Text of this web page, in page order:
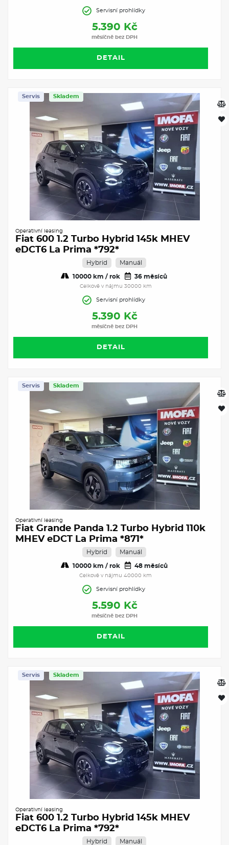
Servisní prohlídky
5.390 Kč
měsíčně bez DPH
DETAIL
Skladem
Servis
Operativní leasing
Fiat 600 1.2 Turbo Hybrid 145k MHEV
eDCT6 La Prima *792*
Hybrid Manuál
10000 km / rok 36 měsíců
Celkově v nájmu 30000 km
Servisní prohlídky
5.390 Kč
měsíčně bez DPH
DETAIL
Skladem
Servis
Operativní leasing
Fiat Grande Panda 1.2 Turbo Hybrid 110k
MHEV eDCT La Prima *871*
Hybrid Manuál
10000 km / rok 48 měsíců
Celkově v nájmu 40000 km
Servisní prohlídky
5.590 Kč
měsíčně bez DPH
DETAIL
Skladem
Servis
Operativní leasing
Fiat 600 1.2 Turbo Hybrid 145k MHEV
eDCT6 La Prima *792*
Hybrid Manuál